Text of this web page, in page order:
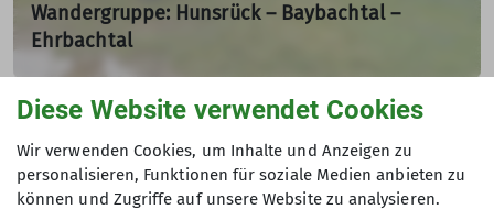
Wandergruppe: Hunsrück – Baybachtal –
Ehrbachtal
11.02.2024
Streckenwanderung im Hunsrück zwischen Burgen und
und die historische Ehrenburg waren sehenswerte
Höhepunkte.Ausbildung
Diese Website verwendet Cookies
Wir verwenden Cookies, um Inhalte und Anzeigen zu
personalisieren, Funktionen für soziale Medien anbieten zu
können und Zugriffe auf unsere Website zu analysieren.